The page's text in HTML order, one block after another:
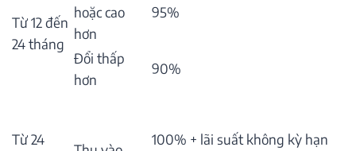
Từ 12 đến
24 tháng
hoặc cao
hơn
95%
Đổi thấp
hơn
90%
Từ 24
100% + lãi suất không kỳ hạn